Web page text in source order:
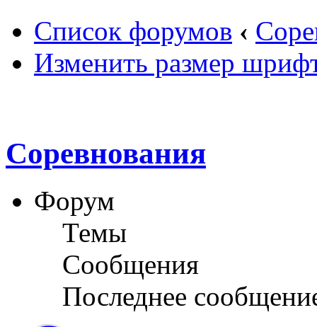
Список форумов ‹
Изменить размер
Соревнования
Форум
Темы
Сообщения
Последнее